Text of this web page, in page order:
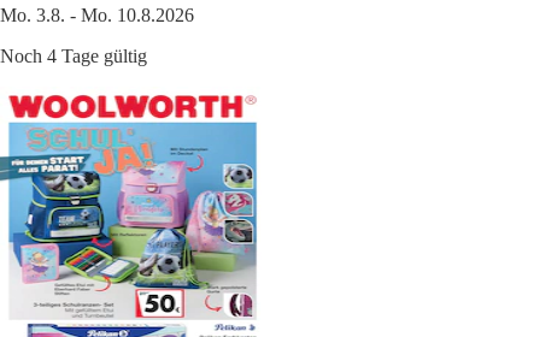
Mo. 3.8. - Mo. 10.8.2026
Noch 4 Tage gültig